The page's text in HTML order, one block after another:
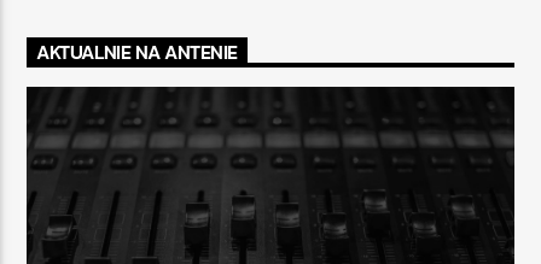
AKTUALNIE NA ANTENIE